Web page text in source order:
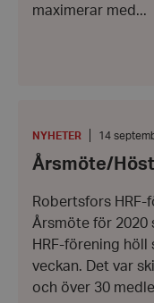
maximerar med...
KATEGORI
NYHETER
Datum:
september
14
Årsmöte/
Robertsfors
Årsmöte för 2020
HRF-förening
veckan. Det var
och över 30